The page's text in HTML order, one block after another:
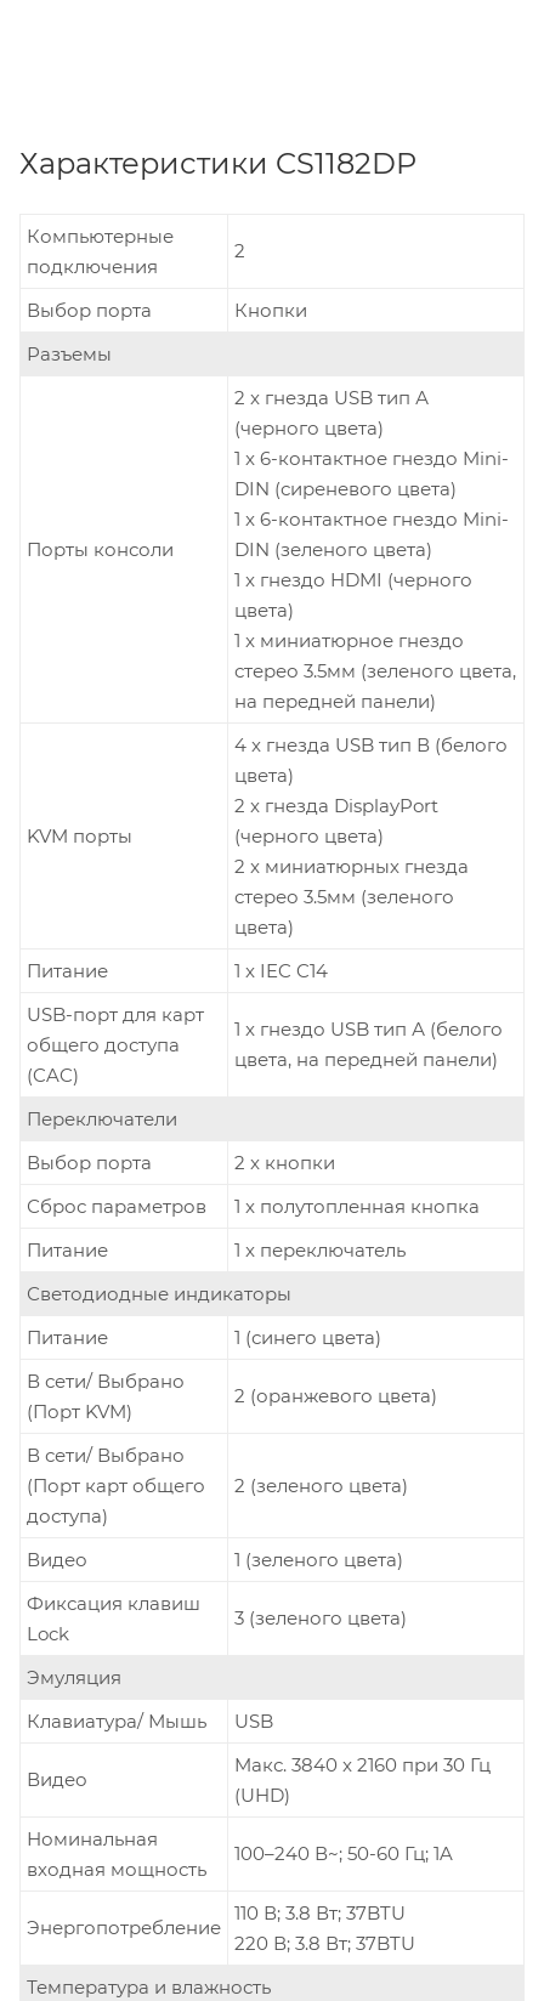
Характеристики CS1182DP
Компьютерные
подключения
2
Выбор порта
Кнопки
Разъемы
Порты консоли
2 x гнезда USB тип А
(черного цвета)
1 x 6-контактное гнездо Mini-
DIN (сиреневого цвета)
1 x 6-контактное гнездо Mini-
DIN (зеленого цвета)
1 x гнездо HDMI (черного
цвета)
1 x миниатюрное гнездо
стерео 3.5мм (зеленого цвета,
на передней панели)
KVM порты
4 x гнезда USB тип В (белого
цвета)
2 x гнезда DisplayPort
(черного цвета)
2 x миниатюрных гнезда
стерео 3.5мм (зеленого
цвета)
Питание
1 x IEC C14
USB-порт для карт
общего доступа
(CAC)
1 x гнездо USB тип А (белого
цвета, на передней панели)
Переключатели
Выбор порта
2 x кнопки
Сброс параметров
1 x полутопленная кнопка
Питание
1 x переключатель
Светодиодные индикаторы
Питание
1 (синего цвета)
В сети/ Выбрано
(Порт KVM)
2 (оранжевого цвета)
В сети/ Выбрано
(Порт карт общего
доступа)
2 (зеленого цвета)
Видео
1 (зеленого цвета)
Фиксация клавиш
Lock
3 (зеленого цвета)
Эмуляция
Клавиатура/ Мышь
USB
Видео
Mакс. 3840 x 2160 при 30 Гц
(UHD)
Номинальная
входная мощность
100–240 В~; 50-60 Гц; 1A
Энергопотребление
110 В; 3.8 Вт; 37BTU
220 В; 3.8 Вт; 37BTU
Температура и влажность